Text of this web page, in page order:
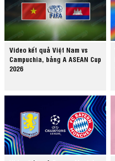
Video kết quả Việt Nam vs
Campuchia, bảng A ASEAN Cup
2026